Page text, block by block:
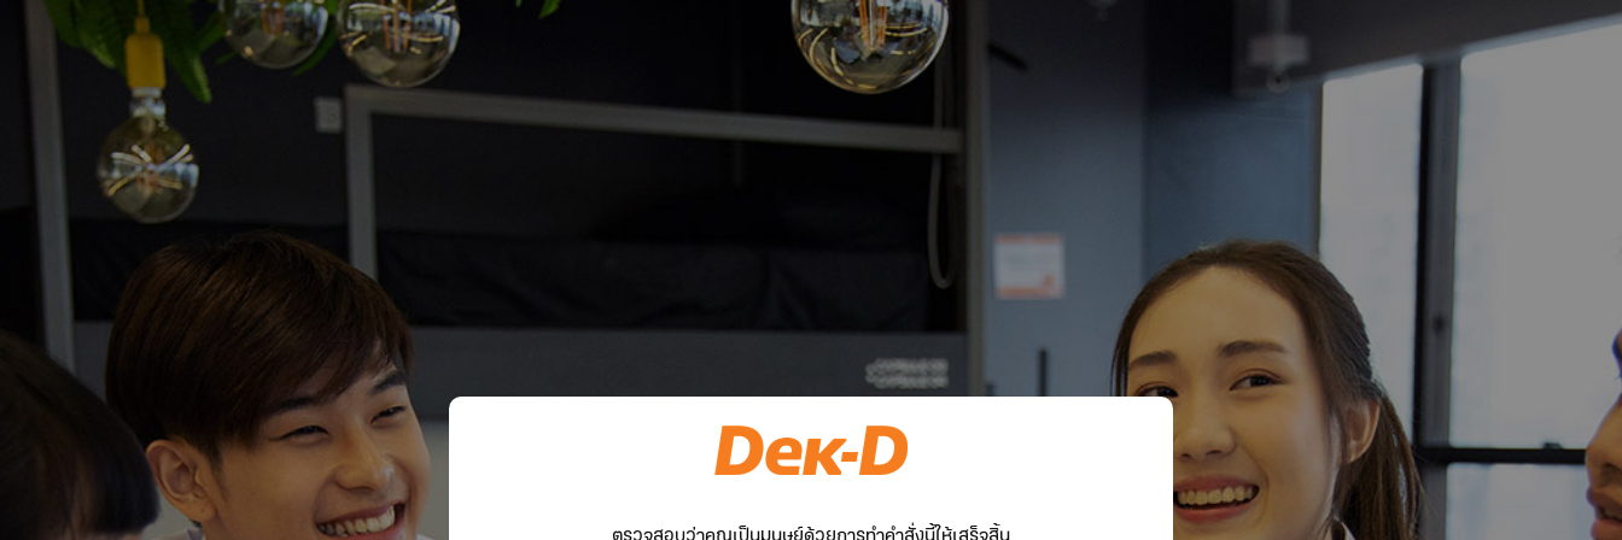
ตรวจสอบว่าคุณเป็นมนุษย์ด้วยการทำคำสั่งนี้ให้เสร็จสิ้น